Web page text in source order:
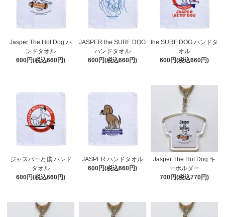
Jasper The Hot Dog ハ
ンドタオル
600円(税込660円)
JASPER the SURF DOG
ハンドタオル
600円(税込660円)
the SURF DOG ハンドタ
オル
600円(税込660円)
ジャスパーと僕 ハンド
タオル
600円(税込660円)
JASPER ハンドタオル
600円(税込660円)
Jasper The Hot Dog キ
ーホルダー
700円(税込770円)